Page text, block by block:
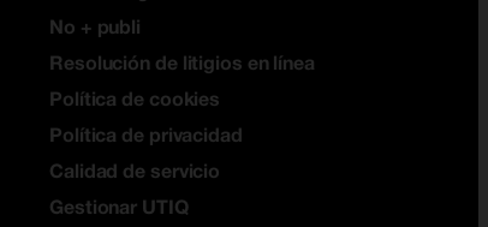
No + publi
Resolución de litigios en línea
Política de cookies
Política de privacidad
Calidad de servicio
Gestionar UTIQ